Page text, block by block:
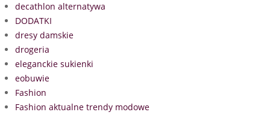
decathlon alternatywa
DODATKI
dresy damskie
drogeria
eleganckie sukienki
eobuwie
Fashion
Fashion aktualne trendy modowe